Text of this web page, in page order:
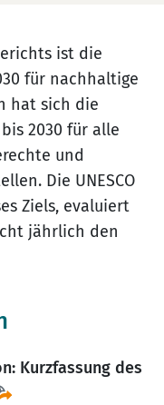
ist die
für nachhaltige
hat sich die
2030 für alle
und
Die UNESCO
Ziels, evaluiert
jährlich den
Kurzfassung des